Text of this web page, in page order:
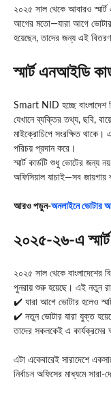
২০২৫ সাল থেকে আবারও
আগের মতো—যারা আগে ভোটার
হয়েছেন, তাদের জন্য এই বিতরণ
স্মার্ট এনআইডি
Smart NID হচ্ছে বাংলাদেশ
যেখানে ব্যক্তির তথ্য, ছবি,
মাইক্রোচিপে সংরক্ষিত
পরিচয় প্রদান করে।
স্মার্ট কার্ডটি শুধু ভোটের জন্য
অফিসিয়াল যাচাই—সব জায়গায়
আরও পড়ুন-অনলাইনে ভোটার
২০২৫-২৬-এ
২০২৫ সাল থেকে বাংলাদেশের
পুনরায় শুরু হয়েছে। এই নতুন
✔️ যারা আগে ভোটার হলেও
✔️ নতুন ভোটার যারা যুক্ত
তাদের সকলকেই এ
এটা একেবারেই সারাদেশে
নির্বাচন অফিসের মাধ্যমে